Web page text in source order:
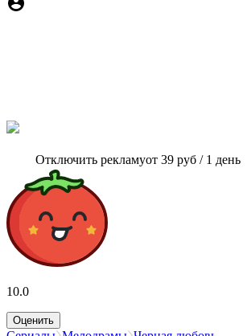
Отключить рекламуот 39 руб / 1 день
10.0
Оценить